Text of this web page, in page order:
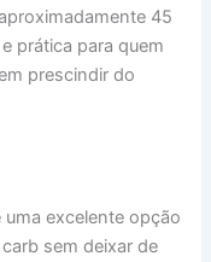
45
prática para quem
prescindir do
uma excelente opção
sem deixar de